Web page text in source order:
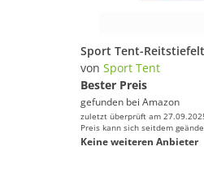
von Sport Tent
Bester Preis
gefunden bei Amazon
zuletzt überprüft am
Preis kann sich seitdem
Keine weiteren Anbieter